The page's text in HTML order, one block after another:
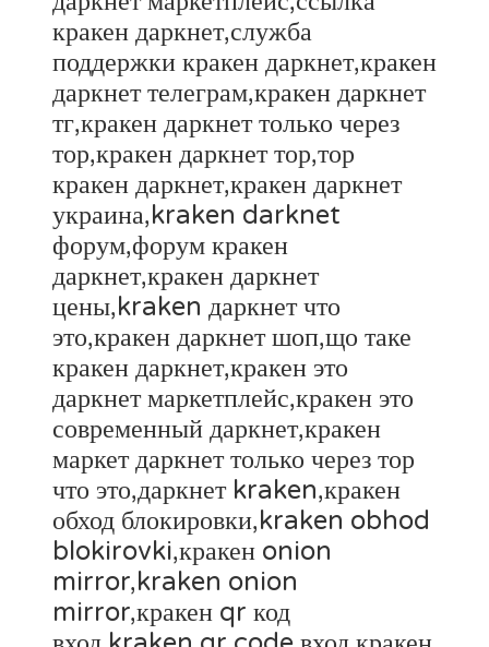
кракен даркнет,служба
поддержки кракен даркнет,кракен
даркнет телеграм,кракен даркнет
тг,кракен даркнет только через
тор,кракен даркнет тор,тор
кракен даркнет,кракен даркнет
украина,kraken darknet
форум,форум кракен
даркнет,кракен даркнет
цены,kraken даркнет что
это,кракен даркнет шоп,що таке
кракен даркнет,кракен это
даркнет маркетплейс,кракен это
современный даркнет,кракен
маркет даркнет только через тор
что это,даркнет kraken,кракен
обход блокировки,kraken obhod
blokirovki,кракен onion
mirror,kraken onion
mirror,кракен qr код